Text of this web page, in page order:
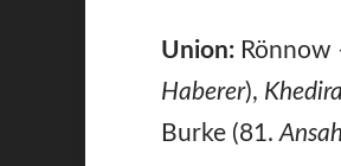
Union: Rönnow
Haberer), Khedira
Burke (81.Ansah